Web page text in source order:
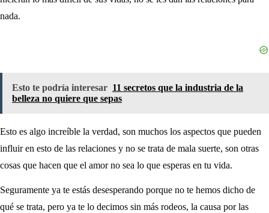
nada.
Esto te podría interesar 11 secretos que la industria de la
belleza no quiere que sepas
Esto es algo increíble la verdad, son muchos los aspectos que pueden
influir en esto de las relaciones y no se trata de mala suerte, son otras
cosas que hacen que el amor no sea lo que esperas en tu vida.
Seguramente ya te estás desesperando porque no te hemos dicho de
qué se trata, pero ya te lo decimos sin más rodeos, la causa por las